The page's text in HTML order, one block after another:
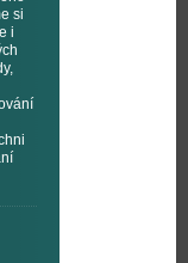
si
i